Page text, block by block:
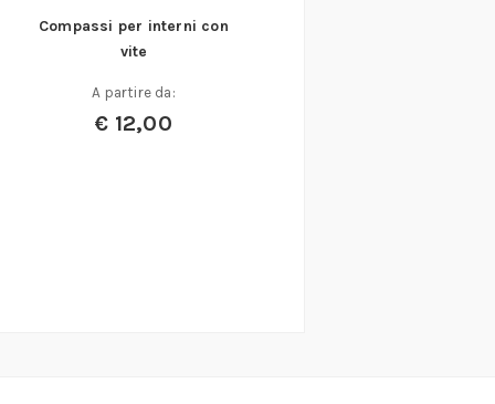
Compassi per interni con
vite
A partire da:
€ 12,00